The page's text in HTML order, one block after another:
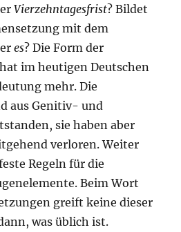
Vierzehntagesfrist? Bildet
mit dem
es? Die Form der
im heutigen Deutschen
mehr. Die
aus Genitiv- und
sie haben aber
verloren. Weiter
Regeln für die
Beim Wort
greift keine dieser
was üblich ist.